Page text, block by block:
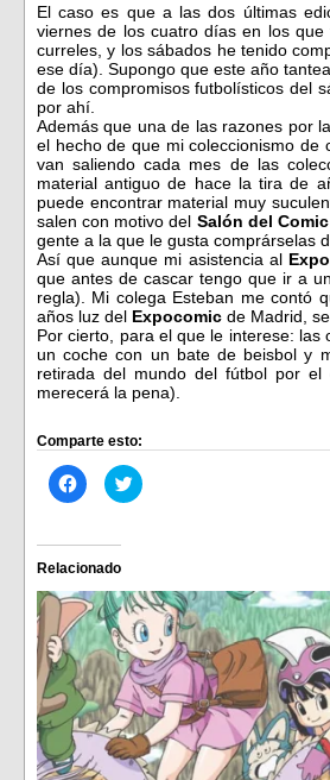
El caso es que a las dos últimas
viernes de los cuatro días en los que
curreles, y los sábados he tenido
ese día). Supongo que este año
de los compromisos futbolísticos del
por ahí.
Además que una de las razones por
el hecho de que mi coleccionismo de
van saliendo cada mes de las
material antiguo de hace la tira de
puede encontrar material muy
salen con motivo del Salón del
gente a la que le gusta comprárselas
Así que aunque mi asistencia al
que antes de cascar tengo que ir a
regla). Mi colega Esteban me contó
años luz del Expocomic de Madrid,
Por cierto, para el que le interese:
un coche con un bate de beisbol y
retirada del mundo del fútbol por
merecerá la pena).
Comparte esto:
Haz
clic
Facebook
(Se
abre
en
una
ventana
nueva)
Haz
clic
en
una
ventana
nueva)
Relacionado